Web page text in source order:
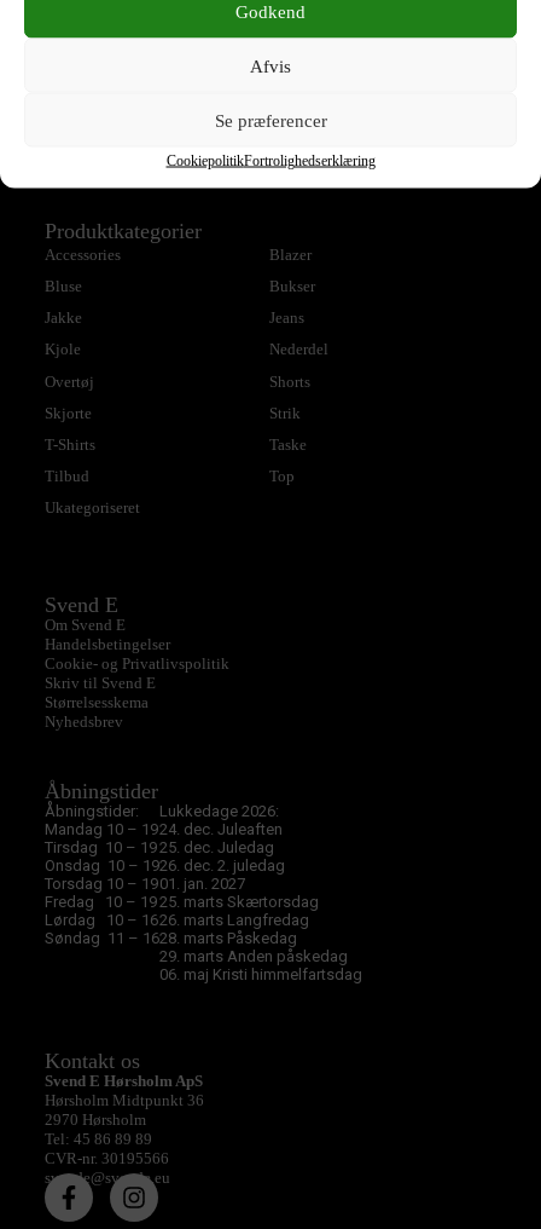
Godkend
Afvis
Se præferencer
CookiepolitikFortrolighedserklæring
Ikoniske nyheder fra GANT
Produktkategorier
Accessories
Blazer
Bluse
Bukser
Jakke
Jeans
Kjole
Nederdel
Overtøj
Shorts
Skjorte
Strik
T-Shirts
Taske
Tilbud
Top
Ukategoriseret
Svend E
Om Svend E
Handelsbetingelser
Cookie- og Privatlivspolitik
Skriv til Svend E
Størrelsesskema
Nyhedsbrev
Åbningstider
Åbningstider:
Mandag 10 – 19
Tirsdag 10 – 19
Onsdag 10 – 19
Torsdag 10 – 19
Fredag 10 – 19
Lørdag 10 – 16
Søndag 11 – 16
Lukkedage 2026:
24. dec. Juleaften
25. dec. Juledag
26. dec. 2. juledag
01. jan. 2027
25. marts Skærtorsdag
26. marts Langfredag
28. marts Påskedag
29. marts Anden påskedag
06. maj Kristi himmelfartsdag
Kontakt os
Svend E Hørsholm ApS
Hørsholm Midtpunkt 36
2970 Hørsholm
Tel: 45 86 89 89
CVR-nr. 30195566
svende@svende.eu